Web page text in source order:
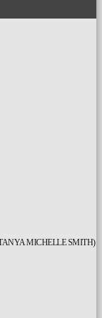
MICHELLE SMITH)